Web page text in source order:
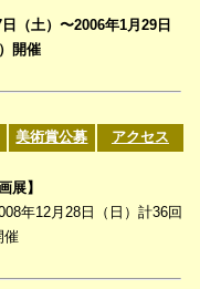
（土）〜2006年1月29日
開催
美術賞公募 アクセス
展】
年12月28日（日）計36回
催